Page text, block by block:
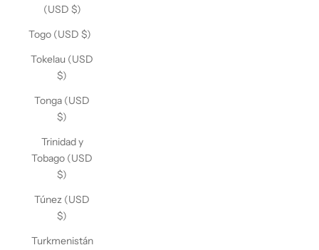
(USD $)
Togo (USD $)
Tokelau (USD
$)
Tonga (USD
$)
Trinidad y
Tobago (USD
$)
Túnez (USD
$)
Turkmenistán